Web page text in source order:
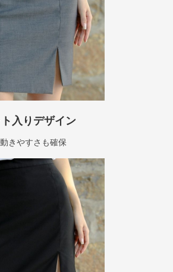
入りデザイン
きやすさも確保